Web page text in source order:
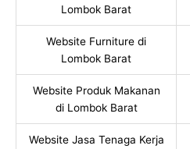
Lombok Barat
Website Furniture di
Lombok Barat
Website Produk Makanan
di Lombok Barat
Website Jasa Tenaga Kerja